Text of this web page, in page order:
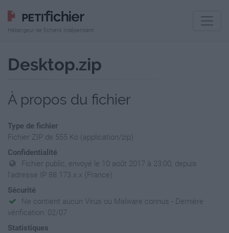
Hébergeur de fichiers indépendant
Desktop.zip
À propos du fichier
Type de fichier
Fichier ZIP de 555 Ko (application/zip)
Confidentialité
Fichier public, envoyé le 10 août 2017 à 23:00, depuis
l'adresse IP 88.173.x.x (France)
Sécurité
Ne contient aucun Virus ou Malware connus - Dernière
vérification: 02/07
Statistiques